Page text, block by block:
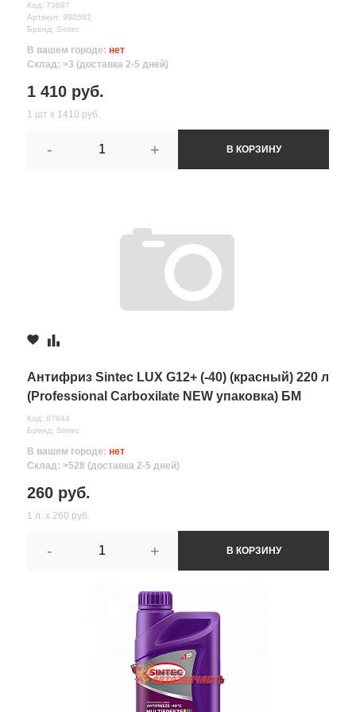
Код: 73687
Артикул: 990582
Бренд: Sintec
В вашем городе: нет
Склад: >3 (доставка 2-5 дней)
1 410 руб.
1 шт х 1410 руб.
- + В КОРЗИНУ
Антифриз Sintec LUX G12+ (-40) (красный) 220 л
(Professional Carboxilate NEW упаковка) БМ
Код: 87944
Бренд: Sintec
В вашем городе: нет
Склад: >528 (доставка 2-5 дней)
260 руб.
1 л. х 260 руб.
- + В КОРЗИНУ